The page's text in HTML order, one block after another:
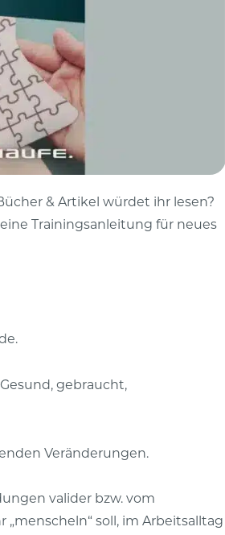
& Artikel würdet ihr lesen?
Trainingsanleitung für neues
gebraucht,
Veränderungen.
valider bzw. vom
„menscheln“ soll, im Arbeitsalltag